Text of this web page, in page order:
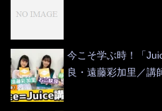
今こそ学ぶ時！「
良・遠藤彩加里／講